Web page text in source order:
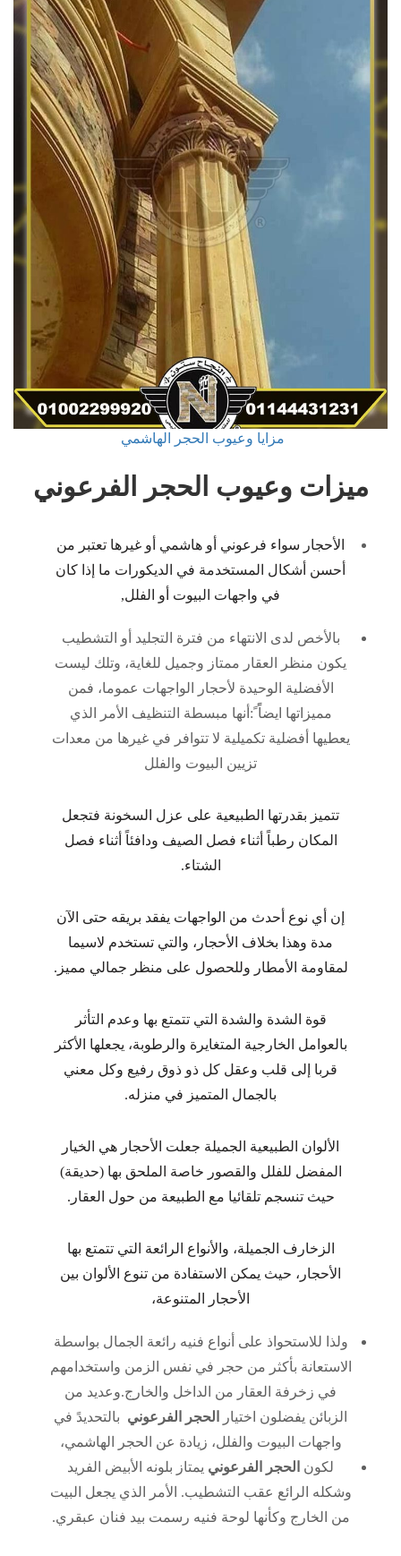
مزايا وعيوب الحجر الهاشمي
ميزات وعيوب الحجر الفرعوني
الأحجار سواء فرعوني أو هاشمي أو غيرها تعتبر من
أحسن أشكال المستخدمة في الديكورات ما إذا كان
في واجهات البيوت أو الفلل,
بالأخص لدى الانتهاء من فترة التجليد أو التشطيب
يكون منظر العقار ممتاز وجميل للغاية، وتلك ليست
الأفضلية الوحيدة لأحجار الواجهات عموما، فمن
مميزاتها ايضاًً ً:أنها مبسطة التنظيف الأمر الذي
يعطيها أفضلية تكميلية لا تتوافر في غيرها من معدات
تزيين البيوت والفلل
تتميز بقدرتها الطبيعية على عزل السخونة فتجعل
المكان رطباً أثناء فصل الصيف ودافئاً أثناء فصل
الشتاء.
إن أي نوع أحدث من الواجهات يفقد بريقه حتى الآن
مدة وهذا بخلاف الأحجار، والتي تستخدم لاسيما
لمقاومة الأمطار وللحصول على منظر جمالي مميز.
قوة الشدة والشدة التي تتمتع بها وعدم التأثر
بالعوامل الخارجية المتغايرة والرطوبة، يجعلها الأكثر
قربا إلى قلب وعقل كل ذو ذوق رفيع وكل معني
بالجمال المتميز في منزله.
الألوان الطبيعية الجميلة جعلت الأحجار هي الخيار
المفضل للفلل والقصور خاصة الملحق بها (حديقة)
حيث تنسجم تلقائيا مع الطبيعة من حول العقار.
الزخارف الجميلة، والأنواع الرائعة التي تتمتع بها
الأحجار، حيث يمكن الاستفادة من تنوع الألوان بين
الأحجار المتنوعة،
ولذا للاستحواذ على أنواع فنيه رائعة الجمال بواسطة
الاستعانة بأكثر من حجر في نفس الزمن واستخدامهم
في زخرفة العقار من الداخل والخارج.وعديد من
الزبائن يفضلون اختيار
الحجر الفرعوني بالتحديدً في
واجهات البيوت والفلل، زيادة عن الحجر الهاشمي،
لكون الحجر الفرعوني يمتاز بلونه الأبيض الفريد
وشكله الرائع عقب التشطيب. الأمر الذي يجعل البيت
من الخارج وكأنها لوحة فنيه رسمت بيد فنان عبقري.